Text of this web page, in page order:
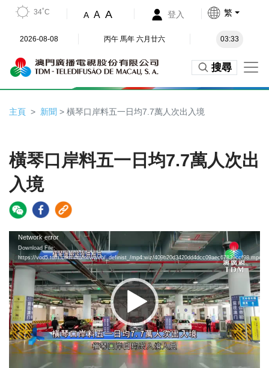
34˚C A A A 登入 繁
2026-08-08 丙午 馬年 六月廿六 03:33
搜尋
主頁 新聞 > 橫琴口岸料五一日均7.7萬人次出入境
橫琴口岸料五一日均7.7萬人次出
入境
Video
Player
Network error
Download File:
https://vod5.tdm.com.mo/newweb/_definist_/mp4:wiz/409b20d3420dd4dcc09aec67839ccf98.mp4/